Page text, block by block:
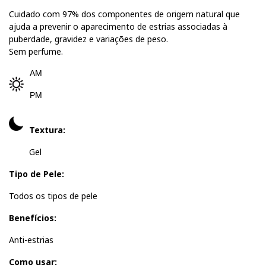
Cuidado com 97% dos componentes de origem natural que
ajuda a prevenir o aparecimento de estrias associadas à
puberdade, gravidez e variações de peso.
Sem perfume.
AM
PM
Textura:
Gel
Tipo de Pele:
Todos os tipos de pele
Benefícios:
Anti-estrias
Como usar: